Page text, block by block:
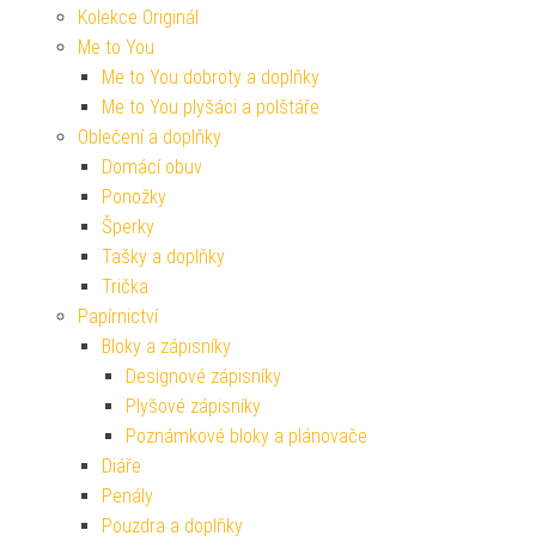
Kolekce Originál
Me to You
Me to You dobroty a doplňky
Me to You plyšáci a polštáře
Oblečení a doplňky
Domácí obuv
Ponožky
Šperky
Tašky a doplňky
Trička
Papírnictví
Bloky a zápisníky
Designové zápisníky
Plyšové zápisníky
Poznámkové bloky a plánovače
Diáře
Penály
Pouzdra a doplňky